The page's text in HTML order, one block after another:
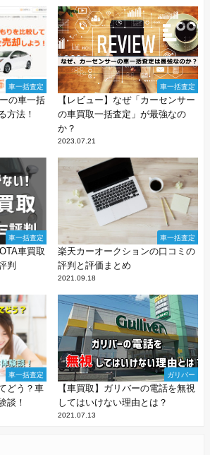
車一括査定
の車一括
方法！
車一括査定
【レビュー】なぜ「カーセンサー
の車買取一括査定」が最強なの
か？
2023.07.21
車一括査定
車買取
判
車一括査定
楽天カーオークションの口コミの
評判と評価まとめ
2021.09.18
車一括査定
どう？車
談！
ガリバー
【車買取】ガリバーの電話を無視
してはいけない理由とは？
2021.07.13